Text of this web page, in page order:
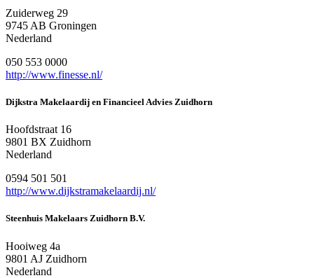
Zuiderweg 29
9745 AB Groningen
Nederland
050 553 0000
http://www.finesse.nl/
Dijkstra Makelaardij en Financieel Advies Zuidhorn
Hoofdstraat 16
9801 BX Zuidhorn
Nederland
0594 501 501
http://www.dijkstramakelaardij.nl/
Steenhuis Makelaars Zuidhorn B.V.
Hooiweg 4a
9801 AJ Zuidhorn
Nederland